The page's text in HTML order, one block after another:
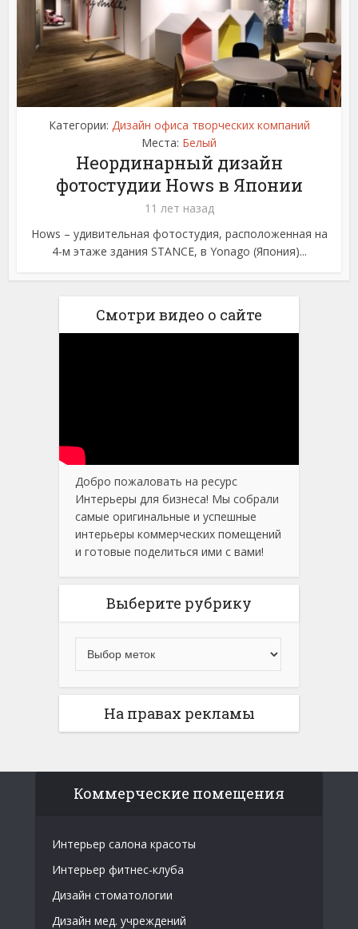
Категории: Дизайн офиса творческих компаний
Места: Белый
Неординарный дизайн
фотостудии Hows в Японии
11 лет назад
Hows – удивительная фотостудия, расположенная на
4-м этаже здания STANCE, в Yonago (Япония)...
Смотри видео о сайте
Добро пожаловать на ресурс
Интерьеры для бизнеса! Мы собрали
самые оригинальные и успешные
интерьеры коммерческих помещений
и готовые поделиться ими с вами!
Выберите рубрику
На правах рекламы
Коммерческие помещения
Интерьер салона красоты
Интерьер фитнес-клуба
Дизайн стоматологии
Дизайн мед. учреждений